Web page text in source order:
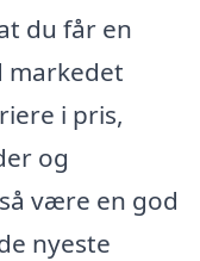
du får en
markedet
i pris,
og
være en god
nyeste